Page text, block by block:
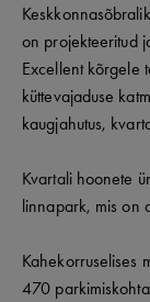
on projekteeritud
Excellent kõrgele
küttevajaduse
kaugjahutus,
Kvartali hoonete
linnapark, mis on
Kahekorruselises
470